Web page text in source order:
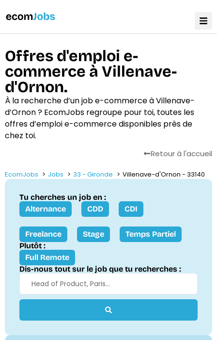
Offres d'emploi e-
commerce à Villenave-
d'Ornon.
À la recherche d’un job e-commerce à Villenave-
d’Ornon ? EcomJobs regroupe pour toi, toutes les
offres d’emploi e-commerce disponibles près de
chez toi.
Retour à l'accueil
EcomJobs Jobs 33 - Gironde Villenave-d'Ornon - 33140
Tu cherches un job en :
Alternance
CDD CDI
Freelance Stage
Temps Partiel
Plutôt :
Full Remote
Dis-nous tout sur le job que tu recherches :